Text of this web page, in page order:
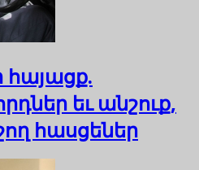
եւ անշուք,
հասցեներ